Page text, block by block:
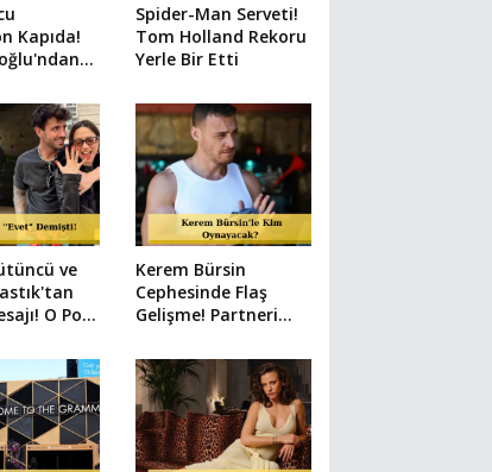
Kapıda!
Spider-Man Serveti!
Tom Holland Rekoru
Yerle Bir Etti
ve
O Poz
Kerem Bürsin
Cephesinde Flaş
Gelişme! Partneri